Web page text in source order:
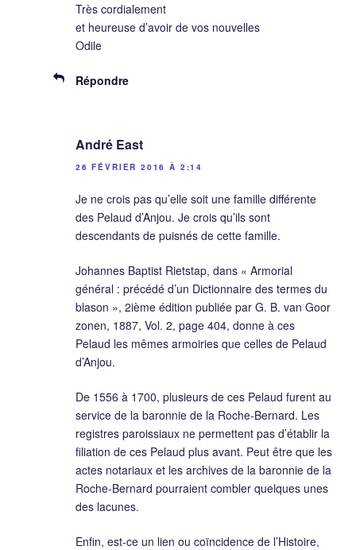
Très cordialement
et heureuse d’avoir de vos nouvelles
Odile
Répondre
André East
26 FÉVRIER 2016 À 2:14
Je ne crois pas qu’elle soit une famille différente
des Pelaud d’Anjou. Je crois qu’ils sont
descendants de puisnés de cette famille.
Johannes Baptist Rietstap, dans « Armorial
général : précédé d’un Dictionnaire des termes du
blason », 2ième édition publiée par G. B. van Goor
zonen, 1887, Vol. 2, page 404, donne à ces
Pelaud les mêmes armoiries que celles de Pelaud
d’Anjou.
De 1556 à 1700, plusieurs de ces Pelaud furent au
service de la baronnie de la Roche-Bernard. Les
registres paroissiaux ne permettent pas d’établir la
filiation de ces Pelaud plus avant. Peut être que les
actes notariaux et les archives de la baronnie de la
Roche-Bernard pourraient combler quelques unes
des lacunes.
Enfin, est-ce un lien ou coïncidence de l’Histoire,